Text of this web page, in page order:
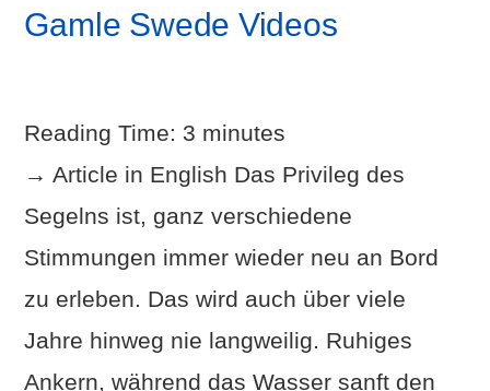
Gamle Swede Videos
Reading Time: 3 minutes
→ Article in English Das Privileg des
Segelns ist, ganz verschiedene
Stimmungen immer wieder neu an Bord
zu erleben. Das wird auch über viele
Jahre hinweg nie langweilig. Ruhiges
Ankern, während das Wasser sanft den